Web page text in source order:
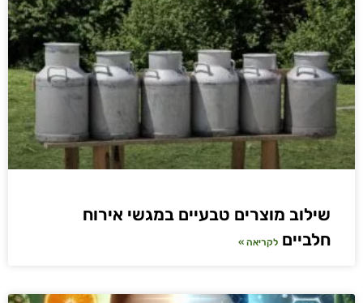
שילוב מוצרים טבעיים במגשי אירוח
חלביים לקריאה »